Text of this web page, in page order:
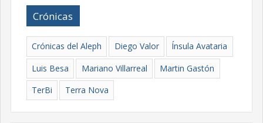
Crónicas
Crónicas del Aleph Diego Valor
Ínsula Avataria
Luis Besa
Mariano Villarreal
Martin Gastón
TerBi
Terra Nova